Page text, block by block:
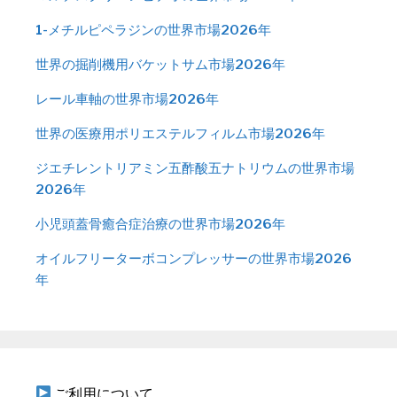
1-メチルピペラジンの世界市場2026年
世界の掘削機用バケットサム市場2026年
レール車軸の世界市場2026年
世界の医療用ポリエステルフィルム市場2026年
ジエチレントリアミン五酢酸五ナトリウムの世界市場
2026年
小児頭蓋骨癒合症治療の世界市場2026年
オイルフリーターボコンプレッサーの世界市場2026
年
ご利用について